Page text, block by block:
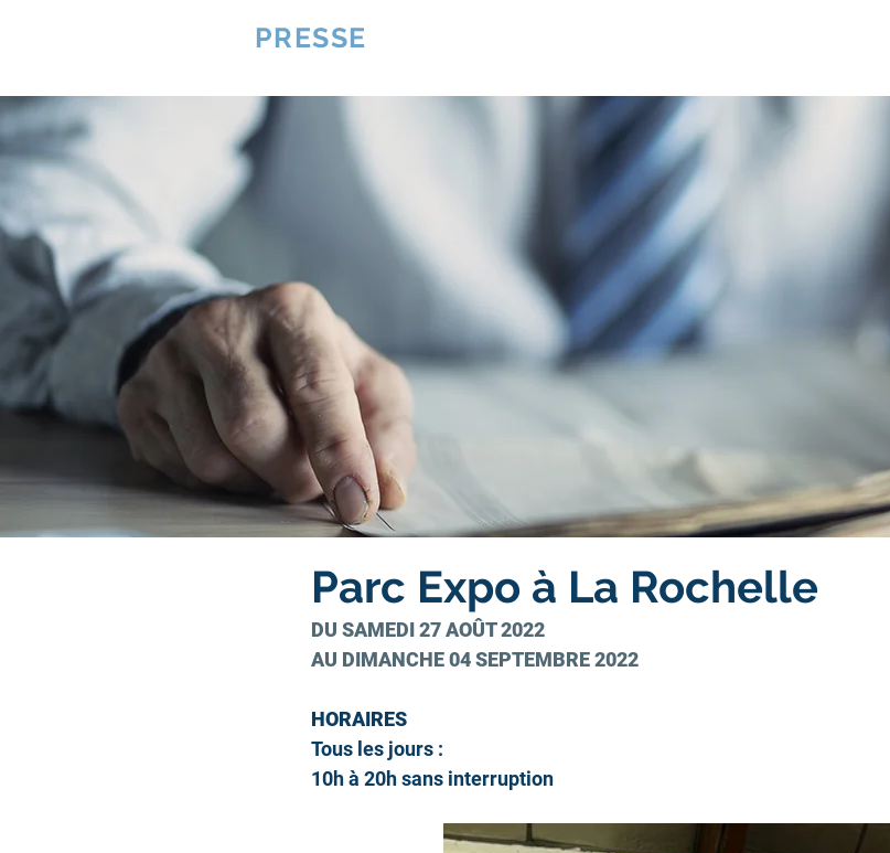
PRESSE
Parc Expo à La Rochelle
DU SAMEDI 27 AOÛT 2022
AU DIMANCHE 04 SEPTEMBRE 2022
HORAIRES
Tous les jours :
10h à 20h sans interruption